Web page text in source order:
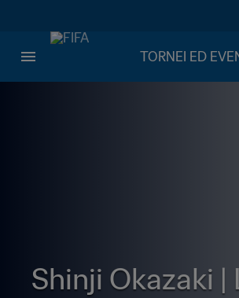
TORNEI ED
Shinji Okazaki |